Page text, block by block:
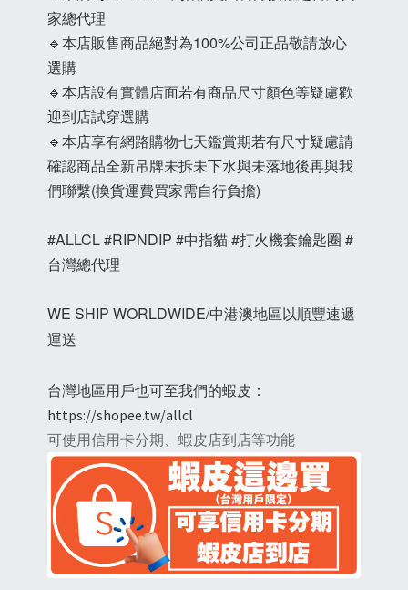
家總代理
🔹本店販售商品絕對為100%公司正品敬請放心
選購
🔹本店設有實體店面若有商品尺寸顏色等疑慮歡
迎到店試穿選購
🔹本店享有網路購物七天鑑賞期若有尺寸疑慮請
確認商品全新吊牌未拆未下水與未落地後再與我
們聯繫(換貨運費買家需自行負擔)
#ALLCL #RIPNDIP #中指貓 #打火機套鑰匙圈 #
台灣總代理
WE SHIP WORLDWIDE/中港澳地區以順豐速遞
運送
台灣地區用戶也可至我們的蝦皮：
https://shopee.tw/allcl
可使用信用卡分期、蝦皮店到店等功能